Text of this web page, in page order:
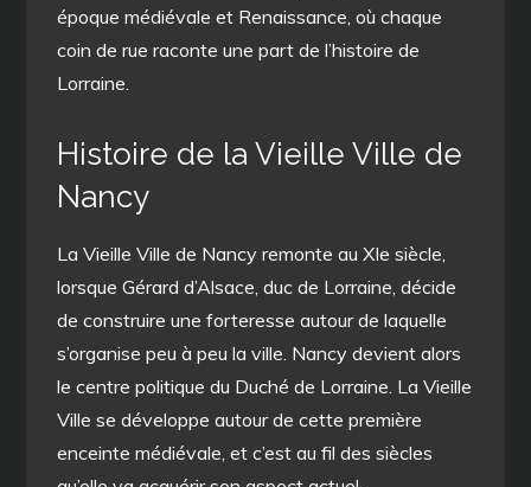
époque médiévale et Renaissance, où chaque
coin de rue raconte une part de l’histoire de
Lorraine.
Histoire de la Vieille Ville de
Nancy
La Vieille Ville de Nancy remonte au XIe siècle,
lorsque Gérard d’Alsace, duc de Lorraine, décide
de construire une forteresse autour de laquelle
s’organise peu à peu la ville. Nancy devient alors
le centre politique du Duché de Lorraine. La Vieille
Ville se développe autour de cette première
enceinte médiévale, et c’est au fil des siècles